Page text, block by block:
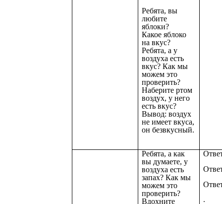
Ребята, вы
любите
яблоки?
Какое яблоко
на вкус?
Ребята, а у
воздуха есть
вкус? Как мы
можем это
проверить?
Наберите ртом
воздух, у него
есть вкус?
Вывод: воздух
не имеет вкуса,
он безвкусный.
Ребята, а как
вы думаете, у
воздуха есть
запах? Как мы
можем это
проверить?
Вдохните
.